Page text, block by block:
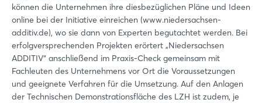
können die Unternehmen ihre diesbezüglichen Pläne und Ideen
online bei der Initiative einreichen (www.niedersachsen-
additiv.de), wo sie dann von Experten begutachtet werden. Bei
erfolgversprechenden Projekten erörtert „Niedersachsen
ADDITIV“ anschließend im Praxis-Check gemeinsam mit
Fachleuten des Unternehmens vor Ort die Voraussetzungen
und geeignete Verfahren für die Umsetzung. Auf den Anlagen
der Technischen Demonstrationsfläche des LZH ist zudem, je